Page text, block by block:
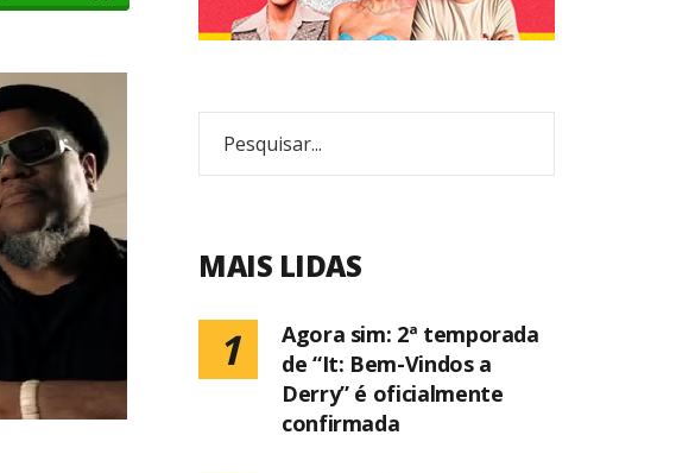
MAIS LIDAS
1
Agora sim: 2ª temporada
de “It: Bem-Vindos a
Derry” é oficialmente
confirmada